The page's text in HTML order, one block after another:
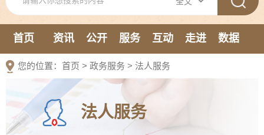
首页 资讯 公开 服务 互动 走进
数据
新媒体
您的位置： 首页 > 政务服务 > 法人服务
法人服务